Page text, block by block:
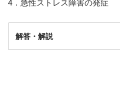
4．急性ストレス障害の発症
解答・解説